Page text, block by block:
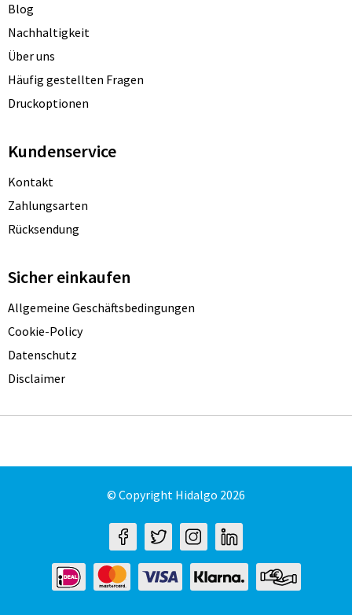
Blog
Nachhaltigkeit
Über uns
Häufig gestellten Fragen
Druckoptionen
Kundenservice
Kontakt
Zahlungsarten
Rücksendung
Sicher einkaufen
Allgemeine Geschäftsbedingungen
Cookie-Policy
Datenschutz
Disclaimer
© Copyright Hidalgo 2026